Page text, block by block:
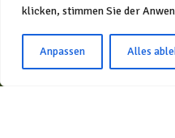
klicken, stimmen Sie der
Anpassen Alles
Die natürliche Plattform für